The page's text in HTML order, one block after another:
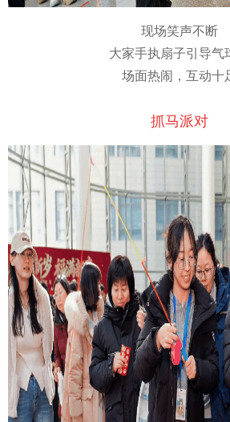
现场笑声不断
大家手执扇子引导气
场面热闹，互动十
抓马派对